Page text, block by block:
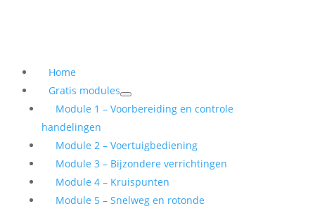
Home
Gratis modules
Module 1 – Voorbereiding en controle
handelingen
Module 2 – Voertuigbediening
Module 3 – Bijzondere verrichtingen
Module 4 – Kruispunten
Module 5 – Snelweg en rotonde